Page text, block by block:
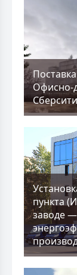
Офисно-
Сберсити
пункта
заводе